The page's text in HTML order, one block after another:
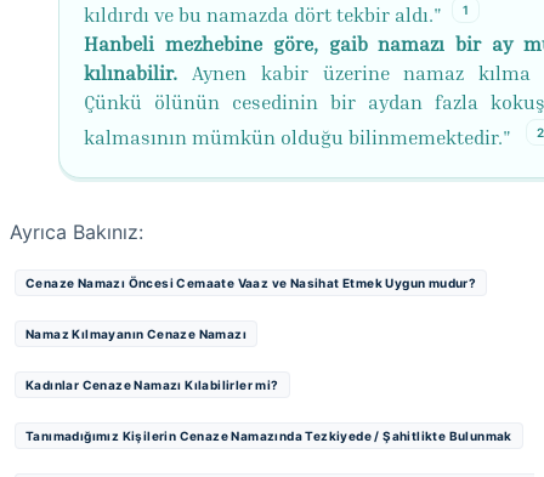
kıldırdı ve bu namazda dört tekbir aldı."
1
Hanbeli mezhebine göre, gaib namazı bir ay
kılınabilir. Aynen kabir üzerine namaz kılma
Çünkü ölünün cesedinin bir aydan fazla
kalmasının mümkün olduğu bilinmemektedir."
2
Ayrıca Bakınız:
Cenaze Namazı Öncesi Cemaate Vaaz ve Nasihat Etmek Uygun mudur?
Namaz Kılmayanın Cenaze Namazı
Kadınlar Cenaze Namazı Kılabilirler mi?
Tanımadığımız Kişilerin Cenaze Namazında Tezkiyede / Şahitlikte Bulunmak